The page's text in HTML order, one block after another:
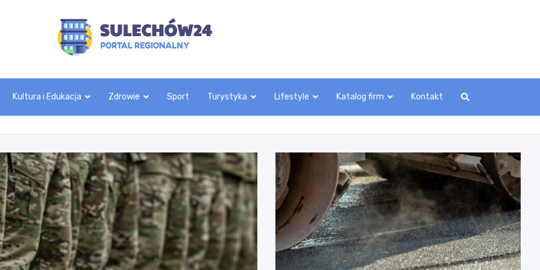
Kultura i Edukacja Zdrowie Sport Turystyka Lifestyle Katalog firm Kontakt